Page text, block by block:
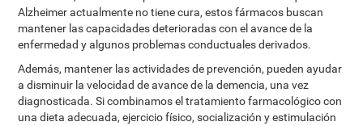
Alzheimer actualmente no tiene cura, estos fármacos buscan
mantener las capacidades deterioradas con el avance de la
enfermedad y algunos problemas conductuales derivados.
Además, mantener las actividades de prevención, pueden ayudar
a disminuir la velocidad de avance de la demencia, una vez
diagnosticada. Si combinamos el tratamiento farmacológico con
una dieta adecuada, ejercicio físico, socialización y estimulación